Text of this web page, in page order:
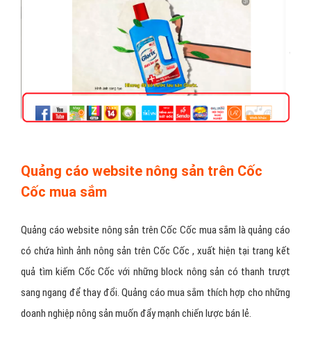
Quảng cáo website nông sản trên Cốc
Cốc mua sắm
Quảng cáo website nông sản trên Cốc Cốc mua sắm là quảng cáo
có chứa hình ảnh nông sản trên Cốc Cốc , xuất hiện tại trang kết
quả tìm kiếm Cốc Cốc với những block nông sản có thanh trượt
sang ngang để thay đổi. Quảng cáo mua sắm thích hợp cho những
doanh nghiệp nông sản muốn đẩy mạnh chiến lược bán lẻ.